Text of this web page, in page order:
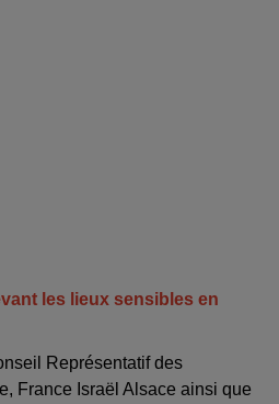
les lieux sensibles en
Représentatif des
France Israël Alsace ainsi que